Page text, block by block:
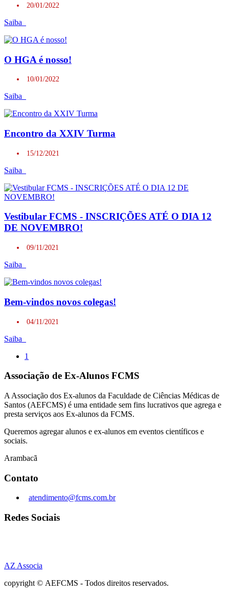
20/01/2022
Saiba
O HGA é nosso!
10/01/2022
Saiba
Encontro da XXIV Turma
15/12/2021
Saiba
Vestibular FCMS - INSCRIÇÕES ATÉ O DIA 12
DE NOVEMBRO!
09/11/2021
Saiba
Bem-vindos novos colegas!
04/11/2021
Saiba
1
Associação de Ex-Alunos FCMS
A Associação dos Ex-alunos da Faculdade de Ciências Médicas de
Santos (AEFCMS) é uma entidade sem fins lucrativos que agrega e
presta serviços aos Ex-alunos da FCMS.
Queremos agregar alunos e ex-alunos em eventos científicos e
sociais.
Arambacã
Contato
atendimento@fcms.com.br
Redes Sociais
AZ Associa
copyright © AEFCMS - Todos direitos reservados.